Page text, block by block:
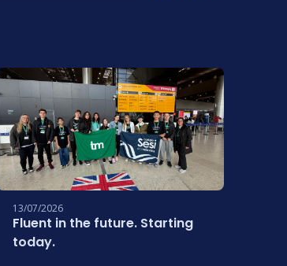
13/07/2026
Fluent in the future. Starting
today.